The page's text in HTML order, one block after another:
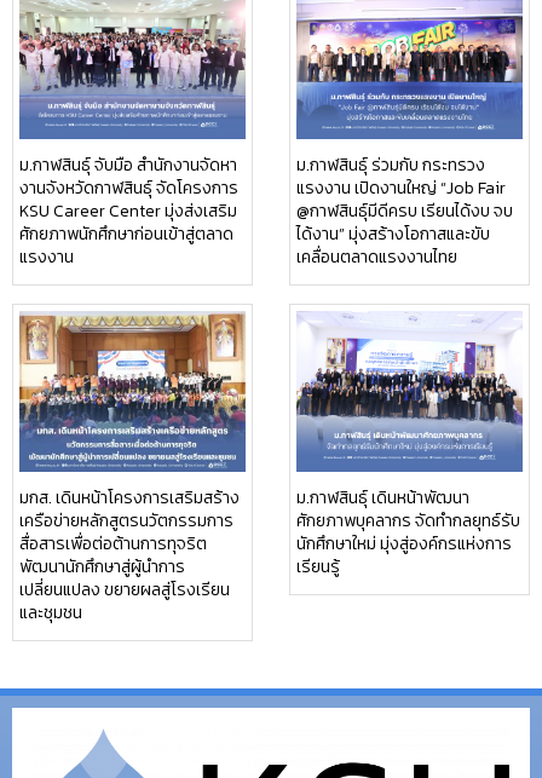
ม.กาฬสินธุ์ จับมือ สำนักงานจัดหา
งานจังหวัดกาฬสินธุ์ จัดโครงการ
KSU Career Center มุ่งส่งเสริม
ศักยภาพนักศึกษาก่อนเข้าสู่ตลาด
แรงงาน
ม.กาฬสินธุ์ ร่วมกับ กระทรวง
แรงงาน เปิดงานใหญ่ “Job Fair
@กาฬสินธุ์มีดีครบ เรียนได้งบ จบ
ได้งาน” มุ่งสร้างโอกาสและขับ
เคลื่อนตลาดแรงงานไทย
มกส. เดินหน้าโครงการเสริมสร้าง
เครือข่ายหลักสูตรนวัตกรรมการ
สื่อสารเพื่อต่อต้านการทุจริต
พัฒนานักศึกษาสู่ผู้นำการ
เปลี่ยนแปลง ขยายผลสู่โรงเรียน
และชุมชน
ม.กาฬสินธุ์ เดินหน้าพัฒนา
ศักยภาพบุคลากร จัดทำกลยุทธ์รับ
นักศึกษาใหม่ มุ่งสู่องค์กรแห่งการ
เรียนรู้